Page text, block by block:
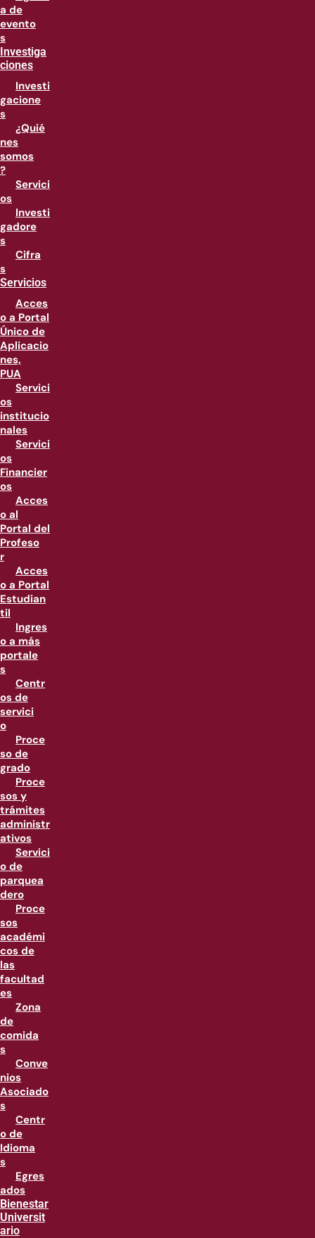
a de
evento
s
Investiga
ciones
Investi
gacione
s
¿Quié
nes
somos
?
Servici
os
Investi
gadore
s
Cifra
s
Servicios
Acces
o a Portal
Único de
Aplicacio
nes,
PUA
Servici
os
institucio
nales
Servici
os
Financier
os
Acces
o al
Portal del
Profeso
r
Acces
o a Portal
Estudian
til
Ingres
o a más
portale
s
Centr
os de
servici
o
Proce
so de
grado
Proce
sos y
trámites
administr
ativos
Servici
o de
parquea
dero
Proce
sos
académi
cos de
las
facultad
es
Zona
de
comida
s
Conve
nios
Asociado
s
Centr
o de
Idioma
s
Egres
ados
Bienestar
Universit
ario